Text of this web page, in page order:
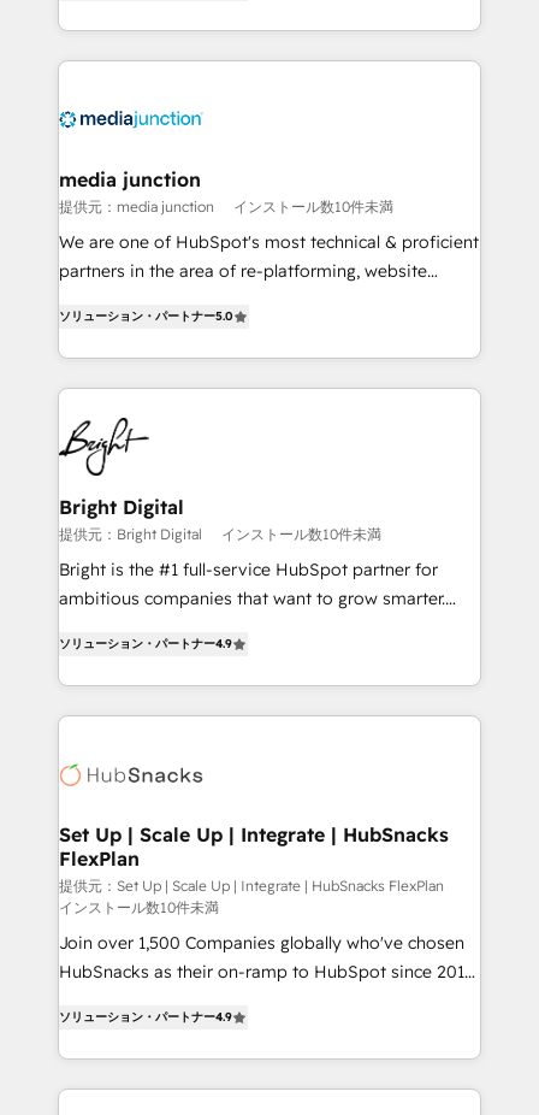
Hourly-fee (assigned one Dedicated HubSpot
requirement). ✔️Helped over 25,000+ customers so
team to simplify the complex and build a better
experience for your team and customers.
media junction
提供元：media junction インストール数10件未満
We are one of HubSpot's most technical & proficient
partners in the area of re-platforming, website
implementations for mid-market & enterprise
companies. We are woman-owned, powered by
coffee, and we ❤️ dogs. We produce award-winning
work for our clients. 🏆2023 Technical Expertise
Impact Award 🏆2022 Technical Expertise Impact
Award 🏆2022 Platform Migration Excellence Impact
Award 🏆2020 Elite Solutions Partner 🏆2019
Integrations HubSpot Impact Award 🏆2019
Marketing Enablement HubSpot Impact Award 🏆
2018 Website Design HubSpot Impact Award 🏆2017
Growth-Driven Design Agency of the Year 🏆2016
Sales Enablement HubSpot Impact Award 🏆2015
HubSpot COS Performance Award 🏆2014 HubSpot
COS Design Award 🏆2013 HubSpot Marketplace
Partner 📆Founded in 1997
ソリューション・パートナー5.0
Bright Digital
提供元：Bright Digital インストール数10件未満
Bright is the #1 full-service HubSpot partner for
ambitious companies that want to grow smarter.
developing a new website to lead generation and
digital marketing; we do it all (and with great
results)! In short, our services include: - HubSpot
HubSpot development: websites, custom modules,
marketing, advertising, campaigns, content and
design We connect people, data and technology to
improve customer experiences. With our bright
people, exciting ideas and can-do mentality, we
ensure revenue growth on a daily basis. So tell us
your challenge; our passionate and growth driven
ソリューション・パートナー4.9
Set Up | Scale Up | Integrate | HubSnacks
FlexPlan
提供元：Set Up | Scale Up | Integrate | HubSnacks FlexPlan
インストール数10件未満
Join over 1,500 Companies globally who've chosen
HubSnacks as their on-ramp to HubSpot since 2014
1️⃣ Set Up | Onboarding New or Check-fixing existing
HubSpot portals 2️⃣ Scale Up | 100% HubSpot Task
Execution... Global 24/7 ... All Experts 3️⃣ Integrate |
ソリューション・パートナー4.9